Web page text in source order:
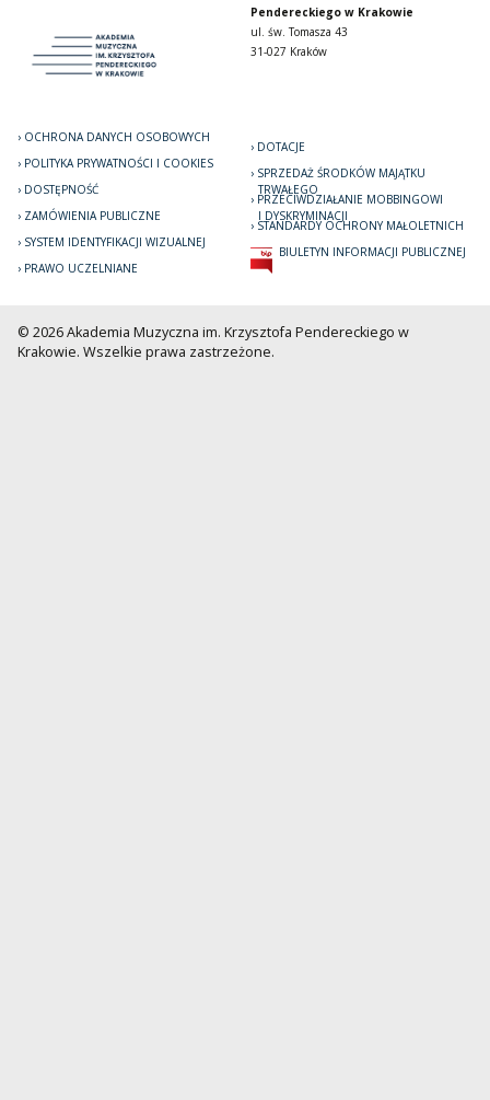
Pendereckiego w Krakowie
ul. św. Tomasza 43
31-027 Kraków
OCHRONA DANYCH OSOBOWYCH
POLITYKA PRYWATNOŚCI I COOKIES
DOSTĘPNOŚĆ
ZAMÓWIENIA PUBLICZNE
SYSTEM IDENTYFIKACJI WIZUALNEJ
PRAWO UCZELNIANE
DOTACJE
SPRZEDAŻ ŚRODKÓW MAJĄTKU
TRWAŁEGO
PRZECIWDZIAŁANIE MOBBINGOWI
I DYSKRYMINACJI
STANDARDY OCHRONY MAŁOLETNICH
BIULETYN INFORMACJI PUBLICZNEJ
© 2026 Akademia Muzyczna im. Krzysztofa Pendereckiego w
Krakowie. Wszelkie prawa zastrzeżone.